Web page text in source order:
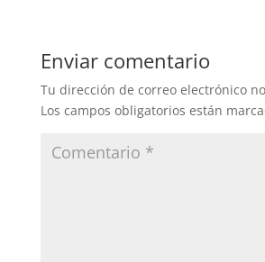
Enviar comentario
Tu dirección de correo electrónico
Los campos obligatorios están